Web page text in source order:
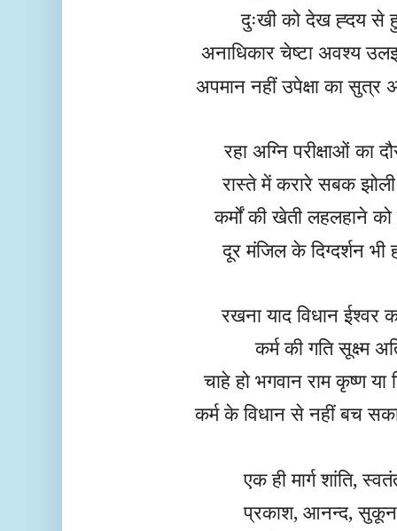
दुःखी को देख ह्दय से
अनाधिकार चेष्टा अवश्य
अपमान नहीं उपेक्षा का
रहा अग्नि परीक्षाओं का
रास्ते में करारे सबक
कर्मों की खेती लहलहाने
दूर मंजिल के दिग्दर्शन
रखना याद विधान ईश्वर
कर्म की गति सूक्ष्म
चाहे हो भगवान राम कृष्ण या
कर्म के विधान से नहीं बच
एक ही मार्ग शांति,
प्रकाश, आनन्द, सुकून